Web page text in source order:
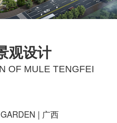
观设计
OF MULE TENGFEI
| 广西